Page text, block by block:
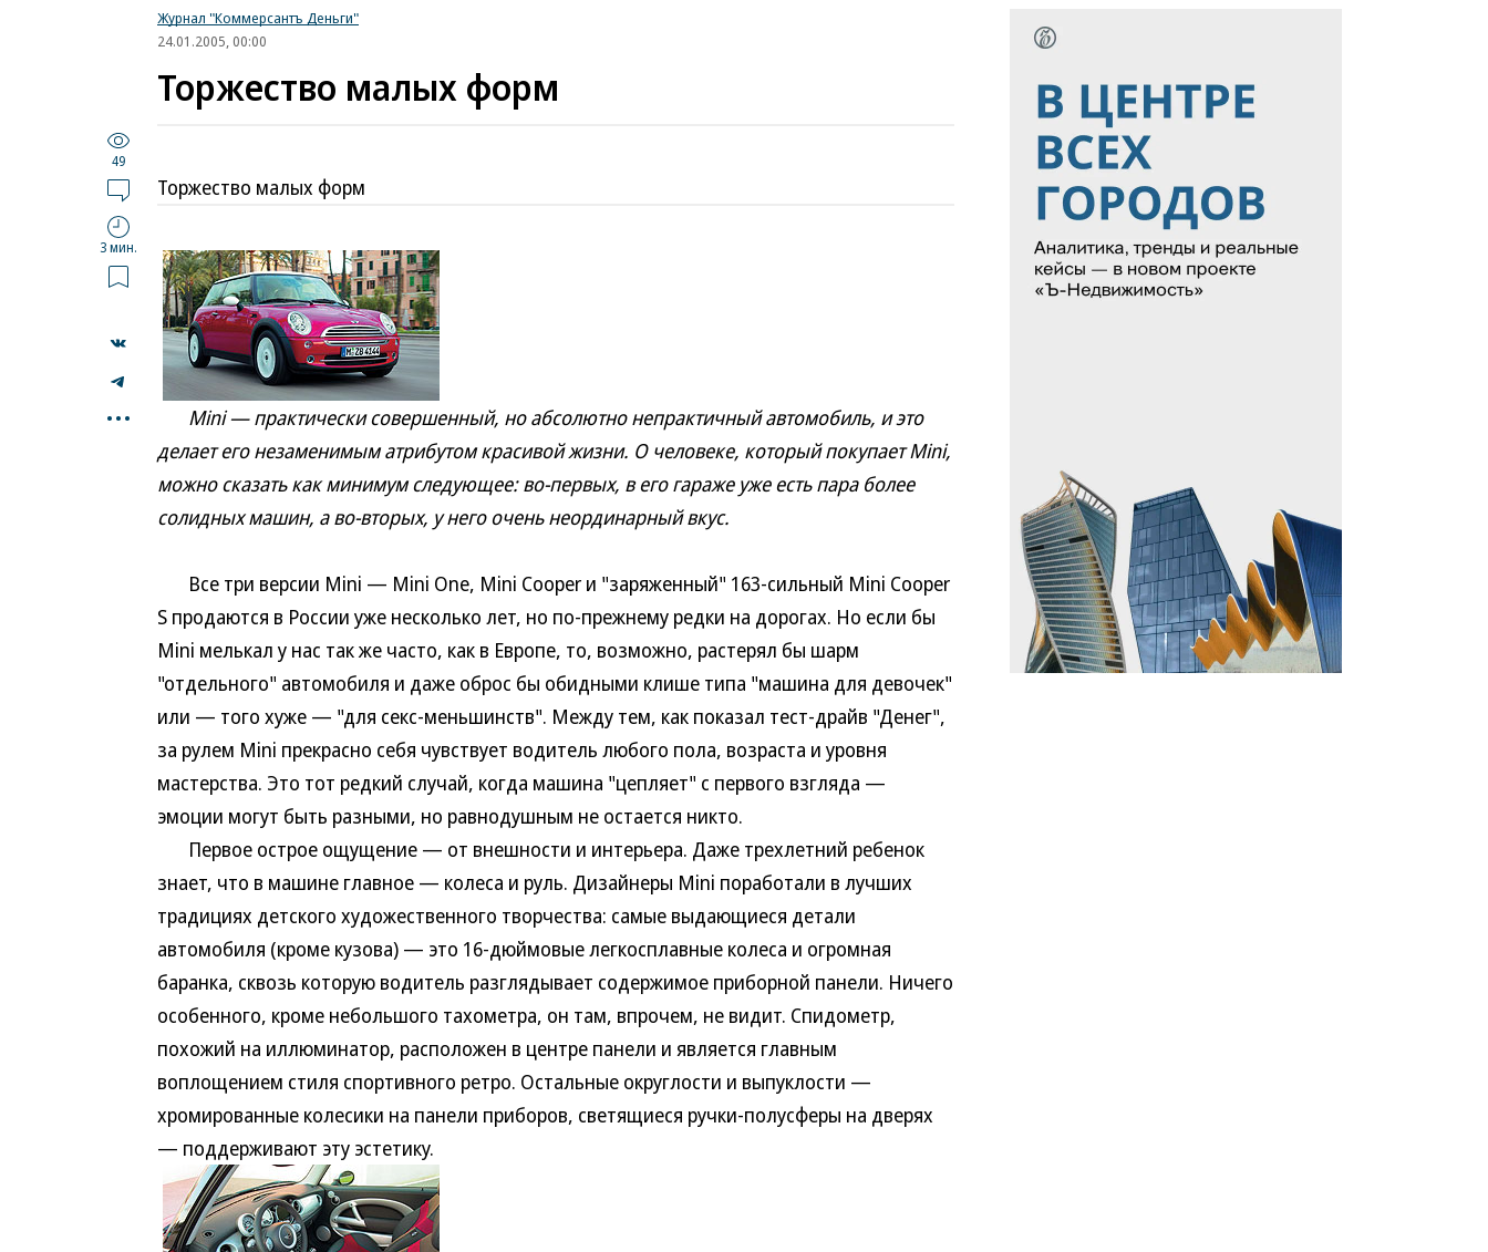
Журнал "Коммерсантъ Деньги"
24.01.2005, 00:00
Торжество малых форм
49
3 мин.
...
Торжество малых форм
Mini — практически совершенный, но абсолютно непрактичный автомобиль, и это
делает его незаменимым атрибутом красивой жизни. О человеке, который покупает Mini,
можно сказать как минимум следующее: во-первых, в его гараже уже есть пара более
солидных машин, а во-вторых, у него очень неординарный вкус.
Все три версии Mini — Mini One, Mini Cooper и "заряженный" 163-сильный Mini Cooper
S продаются в России уже несколько лет, но по-прежнему редки на дорогах. Но если бы
Mini мелькал у нас так же часто, как в Европе, то, возможно, растерял бы шарм
"отдельного" автомобиля и даже оброс бы обидными клише типа "машина для девочек"
или — того хуже — "для секс-меньшинств". Между тем, как показал тест-драйв "Денег",
за рулем Mini прекрасно себя чувствует водитель любого пола, возраста и уровня
мастерства. Это тот редкий случай, когда машина "цепляет" с первого взгляда —
эмоции могут быть разными, но равнодушным не остается никто.
Первое острое ощущение — от внешности и интерьера. Даже трехлетний ребенок
знает, что в машине главное — колеса и руль. Дизайнеры Mini поработали в лучших
традициях детского художественного творчества: самые выдающиеся детали
автомобиля (кроме кузова) — это 16-дюймовые легкосплавные колеса и огромная
баранка, сквозь которую водитель разглядывает содержимое приборной панели. Ничего
особенного, кроме небольшого тахометра, он там, впрочем, не видит. Спидометр,
похожий на иллюминатор, расположен в центре панели и является главным
воплощением стиля спортивного ретро. Остальные округлости и выпуклости —
хромированные колесики на панели приборов, светящиеся ручки-полусферы на дверях
— поддерживают эту эстетику.